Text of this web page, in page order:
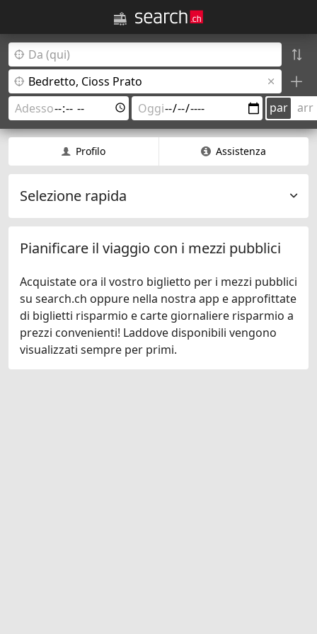
par arr
Profilo Assistenza
Selezione rapida
Pianificare il viaggio con i mezzi pubblici
Acquistate ora il vostro biglietto per i mezzi pubblici
su search.ch oppure nella nostra app e approfittate
di biglietti risparmio e carte giornaliere risparmio a
prezzi convenienti! Laddove disponibili vengono
visualizzati sempre per primi.